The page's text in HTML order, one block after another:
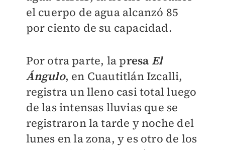
el cuerpo de agua alcanzó 85
por ciento de su capacidad.
Por otra parte, la presa El
Ángulo, en Cuautitlán Izcalli,
registra un lleno casi total luego
de las intensas lluvias que se
registraron la tarde y noche del
lunes en la zona, y es otro de los